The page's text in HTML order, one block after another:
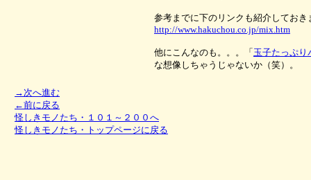
参考までに下のリンクも紹介しておき
http://www.hakuchou.co.jp/mix.htm
他にこんなのも。。。「 玉子たっぷり
な想像しちゃうじゃないか（笑）。
→次へ進む
←前に戻る
怪しきモノたち・１０１～２００へ
怪しきモノたち・トップページに戻る